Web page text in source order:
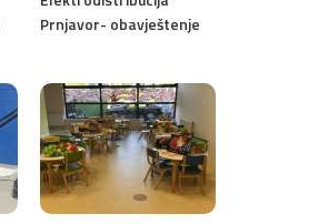
Prnjavor- obavještenje